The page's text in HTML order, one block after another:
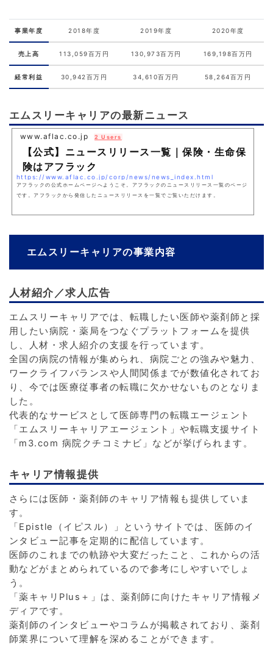
事業年度 2018年度 2019年度 2020年度
売上高 113,059百万円 130,973百万円 169,198百万円
経常利益 30,942百万円 34,610百万円 58,264百万円
エムスリーキャリアの最新ニュース
www.aflac.co.jp 2 Users
【公式】ニュースリリース一覧｜保険・生命保
険はアフラック
https://www.aflac.co.jp/corp/news/news_index.html
アフラックの公式ホームページへようこそ。アフラックのニュースリリース一覧のページ
です。アフラックから発信したニュースリリースを一覧でご覧いただけます。
エムスリーキャリアの事業内容
人材紹介／求人広告
エムスリーキャリアでは、転職したい医師や薬剤師と採
用したい病院・薬局をつなぐプラットフォームを提供
し、人材・求人紹介の支援を行っています。
全国の病院の情報が集められ、病院ごとの強みや魅力、
ワークライフバランスや人間関係までが数値化されてお
り、今では医療従事者の転職に欠かせないものとなりま
した。
代表的なサービスとして医師専門の転職エージェント
「エムスリーキャリアエージェント」や転職支援サイト
「m3.com 病院クチコミナビ」などが挙げられます。
キャリア情報提供
さらには医師・薬剤師のキャリア情報も提供していま
す。
「Epistle（イピスル）」というサイトでは、医師のイ
ンタビュー記事を定期的に配信しています。
医師のこれまでの軌跡や大変だったこと、これからの活
動などがまとめられているので参考にしやすいでしょ
う。
「薬キャリPlus＋」は、薬剤師に向けたキャリア情報メ
ディアです。
薬剤師のインタビューやコラムが掲載されており、薬剤
師業界について理解を深めることができます。